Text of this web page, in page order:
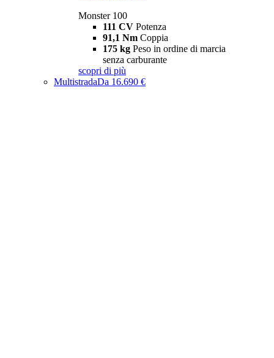
Monster 100
111 CV Potenza
91,1 Nm Coppia
175 kg Peso in ordine di marcia
senza carburante
scopri di più
MultistradaDa 16.690 €